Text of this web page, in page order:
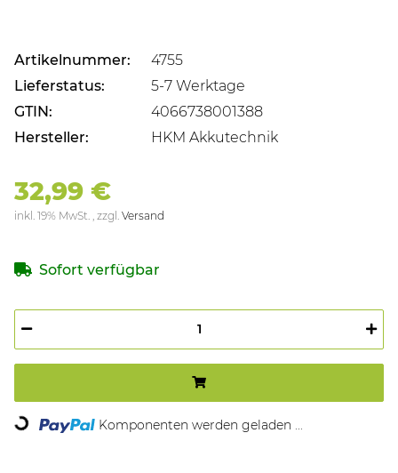
Artikelnummer:
4755
Lieferstatus:
5-7 Werktage
GTIN:
4066738001388
Hersteller:
HKM Akkutechnik
32,99 €
inkl. 19% MwSt. , zzgl. Versand
Sofort verfügbar
Komponenten werden geladen ...